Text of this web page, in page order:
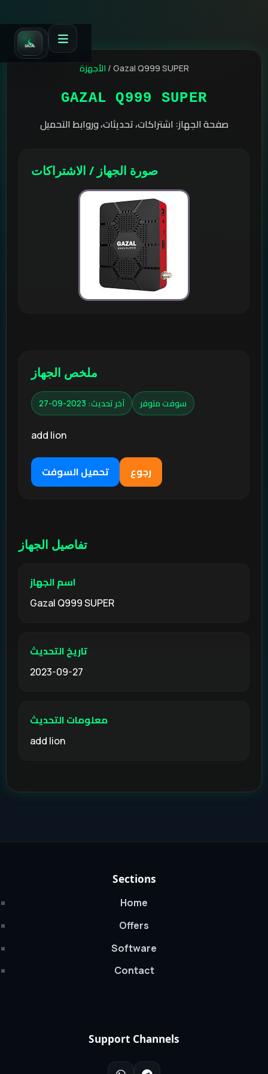
الأجهزة / Gazal Q999 SUPER
GAZAL Q999 SUPER
صفحة الجهاز: اشتراكات، تحديثات، وروابط التحميل
صورة الجهاز / الاشتراكات
ملخص الجهاز
آخر تحديث: 2023-09-27 سوفت متوفر
add lion
تحميل السوفت رجوع
تفاصيل الجهاز
اسم الجهاز
Gazal Q999 SUPER
تاريخ التحديث
2023-09-27
معلومات التحديث
add lion
Sections
Home
Offers
Software
Contact
Support Channels